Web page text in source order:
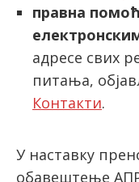
правна помоћ
адресе свих
питања,
Контакти.
У наставку
обавештење